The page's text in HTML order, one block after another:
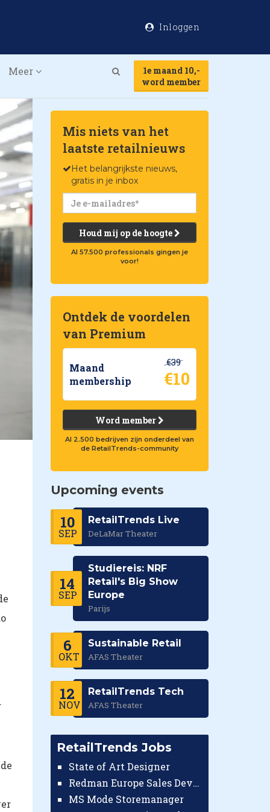
Inloggen
Meer
1e maand 10,-
word member
Mis niets van het
laatste retailnieuws
Het belangrijkste nieuws,
gratis in je inbox
Houd mij op de hoogte
Al 57.500 professionals gingen je
voor!
Ontdek de voordelen
van Premium
Maand
membership
€39
€10
Word member
Al 2.500 bedrijven zijn onderdeel van
de RetailTrends-community
Upcoming events
10
SEP
RetailTrends Live
DeLaMar Theater
14
SEP
Studiereis: NRF
Retail's Big Show
Europe
Parijs
6
OKT
Sustainable Retail
AFAS Theater
12
NOV
RetailTrends Tech
AFAS Theater
RetailTrends Jobs
State of Art Designer
Redman Europe Sales Developer (Europe)
MS Mode Storemanager